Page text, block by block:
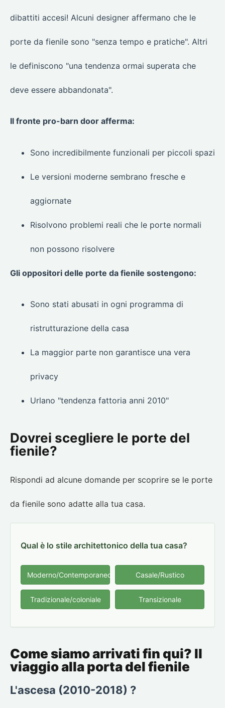
dibattiti accesi! Alcuni designer affermano che le
porte da fienile sono "senza tempo e pratiche". Altri
le definiscono "una tendenza ormai superata che
deve essere abbandonata".
Il fronte pro-barn door afferma:
Sono incredibilmente funzionali per piccoli spazi
Le versioni moderne sembrano fresche e
aggiornate
Risolvono problemi reali che le porte normali
non possono risolvere
Gli oppositori delle porte da fienile sostengono:
Sono stati abusati in ogni programma di
ristrutturazione della casa
La maggior parte non garantisce una vera
privacy
Urlano "tendenza fattoria anni 2010"
Dovrei scegliere le porte del
fienile?
Rispondi ad alcune domande per scoprire se le porte
da fienile sono adatte alla tua casa.
Qual è lo stile architettonico della tua casa?
Moderno/Contemporaneo Casale/Rustico
Tradizionale/coloniale Transizionale
Come siamo arrivati fin qui? Il
viaggio alla porta del fienile
L'ascesa (2010-2018) ?